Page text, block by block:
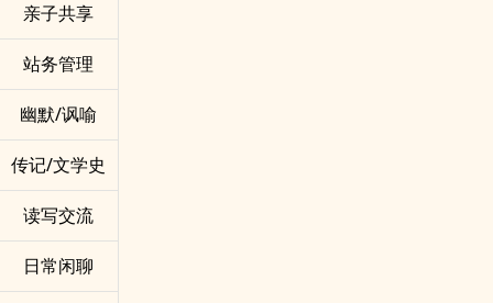
亲子共享
站务管理
幽默/讽喻
传记/文学史
读写交流
日常闲聊